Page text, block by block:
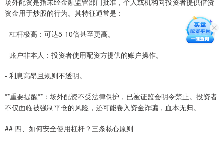
资金用于炒股的行为。其特征通常是：
- 杠杆极高：可达5-10倍甚至更高。
- 账户非本人：投资者使用配资方提供的账户操作。
- 利息高昂且规则不透明。
**重要提醒**：场外配资不受法律保护，已被证监会明令禁止。投资者
不仅面临被强制平仓的风险，还可能卷入资金诈骗，血本无归。
## 四、如何安全使用杠杆？三条核心原则